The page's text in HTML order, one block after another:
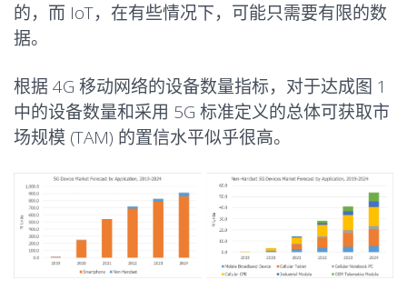
的，而 IoT，在有些情况下，可能只需要有限的数
据。
根据 4G 移动网络的设备数量指标，对于达成图 1
中的设备数量和采用 5G 标准定义的总体可获取市
场规模 (TAM) 的置信水平似乎很高。